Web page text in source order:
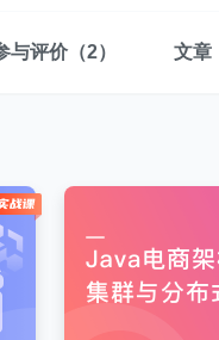
与评价（2） 文章